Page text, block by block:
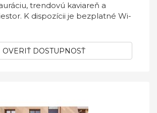
trendovú kaviareň a
K dispozícii je bezplatné Wi-
OVERIŤ DOSTUPNOSŤ